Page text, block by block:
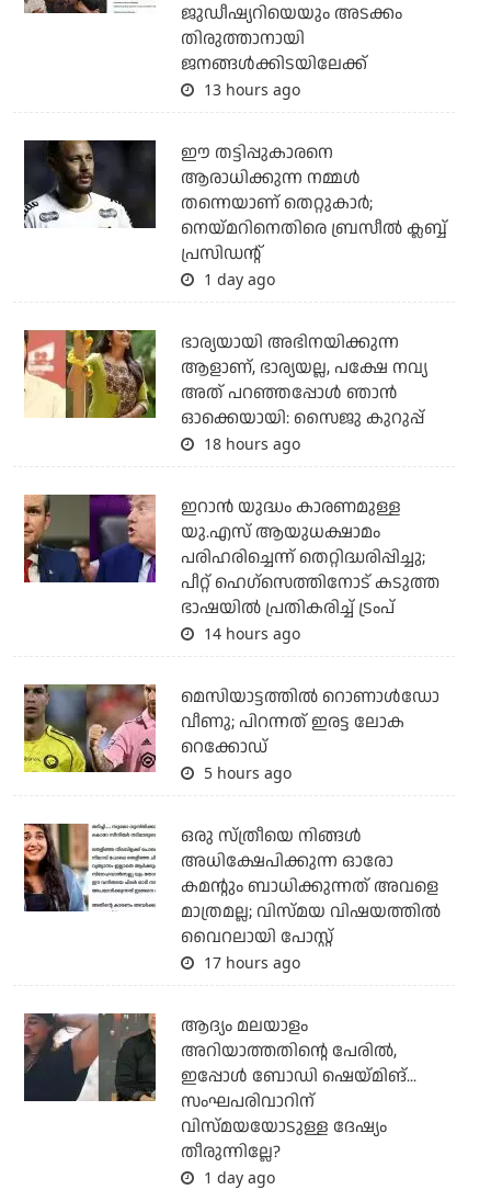
ജുഡീഷ്യറിയെയും അടക്കം
തിരുത്താനായി
ജനങ്ങള്‍ക്കിടയിലേക്ക്
13 hours ago
ഈ തട്ടിപ്പുകാരനെ
ആരാധിക്കുന്ന നമ്മള്‍
തന്നെയാണ് തെറ്റുകാര്‍;
നെയ്മറിനെതിരെ ബ്രസീല്‍ ക്ലബ്ബ്
പ്രസിഡന്റ്
1 day ago
ഭാര്യയായി അഭിനയിക്കുന്ന
ആളാണ്, ഭാര്യയല്ല, പക്ഷേ നവ്യ
അത് പറഞ്ഞപ്പോള്‍ ഞാന്‍
ഓക്കെയായി: സൈജു കുറുപ്പ്
18 hours ago
ഇറാന്‍ യുദ്ധം കാരണമുള്ള
യു.എസ് ആയുധക്ഷാമം
പരിഹരിച്ചെന്ന് തെറ്റിദ്ധരിപ്പിച്ചു;
പീറ്റ് ഹെഗ്‌സെത്തിനോട് കടുത്ത
ഭാഷയില്‍ പ്രതികരിച്ച് ട്രംപ്
14 hours ago
മെസിയാട്ടത്തില്‍ റൊണാള്‍ഡോ
വീണു; പിറന്നത് ഇരട്ട ലോക
റെക്കോഡ്
5 hours ago
ഒരു സ്ത്രീയെ നിങ്ങള്‍
അധിക്ഷേപിക്കുന്ന ഓരോ
കമന്റും ബാധിക്കുന്നത് അവളെ
മാത്രമല്ല; വിസ്മയ വിഷയത്തില്‍
വൈറലായി പോസ്റ്റ്
17 hours ago
ആദ്യം മലയാളം
അറിയാത്തതിന്റെ പേരില്‍,
ഇപ്പോള്‍ ബോഡി ഷെയ്മിങ്...
സംഘപരിവാറിന്
വിസ്മയയോടുള്ള ദേഷ്യം
തീരുന്നില്ലേ?
1 day ago